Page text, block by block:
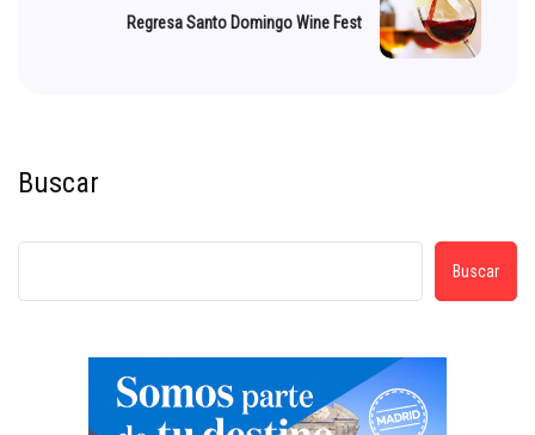
Regresa Santo Domingo Wine Fest
Buscar
Buscar